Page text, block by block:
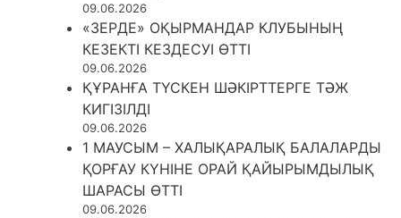
09.06.2026
«ЗЕРДЕ» ОҚЫРМАНДАР КЛУБЫНЫҢ
КЕЗЕКТІ КЕЗДЕСУІ ӨТТІ
09.06.2026
ҚҰРАНҒА ТҮСКЕН ШӘКІРТТЕРГЕ ТӘЖ
КИГІЗІЛДІ
09.06.2026
1 МАУСЫМ – ХАЛЫҚАРАЛЫҚ БАЛАЛАРДЫ
ҚОРҒАУ КҮНІНЕ ОРАЙ ҚАЙЫРЫМДЫЛЫҚ
ШАРАСЫ ӨТТІ
09.06.2026